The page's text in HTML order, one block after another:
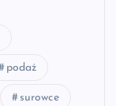
podaż
surowce